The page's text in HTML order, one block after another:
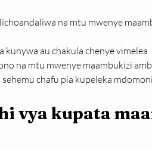
na mtu mwenye
kunywa au chakula chenye vimelea
na mtu mwenye maambukizi
chafu pia kupeleka
vya kupata